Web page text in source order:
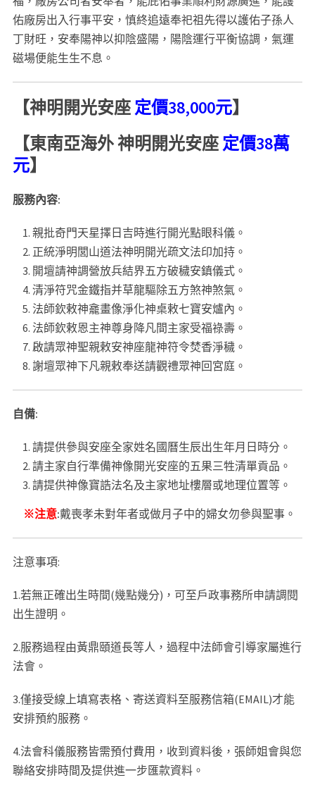
佑廠房出入行事平安，慎終追遠奉祀祖先得以護佑子孫人
丁財旺，安奉陽神以抑陰盛陽，陽陰運行平衡協調，氣運
磁場便能生生不息。
【神明開光安座定價38,000元】
【東南亞海外 神明開光安座定價38萬
元】
服務內容:
親批奇門天星擇日吉時進行開光點眼科儀。
正統淨明閭山道法神明開光疏文法印加持。
開壇請神調營放兵結界五方破穢安鎮儀式。
清淨符咒金鐵指并草龍驅除五方煞神煞氣。
法師欽敕神龕畫像淨化神桌敕七寶安爐內。
法師欽敕恩主神尊身降凡間主家受福祿壽。
啟請眾神聖親敕安神座龍神符令焚香淨穢。
謝壇眾神下凡親敕奉送請觀禮眾神回宮庭。
自備:
請提供參與安座全家姓名國曆生辰出生年月日時分。
請主家自行準備神像開光安座的五果三牲清單貢品。
請提供神像寶誥法名及主家地址樓層或地理位置等。
※注意:戴喪孝未對年者或做月子中的婦女勿參與聖事。
注意事項:
1.若無正確出生時間(幾點幾分)，可至戶政事務所申請調閱
出生證明。
2.服務過程由黃鼎頤道長等人，過程中法師會引導家屬進行
法會。
3.僅接受線上填寫表格、寄送資料至服務信箱(EMAIL)才能
安排預約服務。
4.法會科儀服務皆需預付費用，收到資料後，張師姐會與您
聯絡安排時間及提供進一步匯款資料。